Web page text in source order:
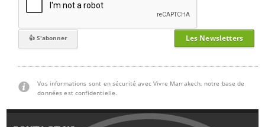
Les Newsletters
Vos informations sont en sécurité avec Vivre Marrakech, notre base de
données est confidentielle.